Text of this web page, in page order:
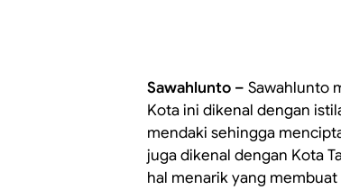
Sawahlunto – Sawahlunto
Kota ini dikenal dengan
mendaki sehingga
juga dikenal dengan Kota
hal menarik yang